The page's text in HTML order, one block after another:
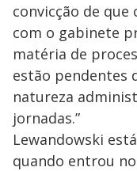
convicção de que
com o gabinete
matéria de
estão pendentes
natureza
jornadas.”
Lewandowski
quando entrou